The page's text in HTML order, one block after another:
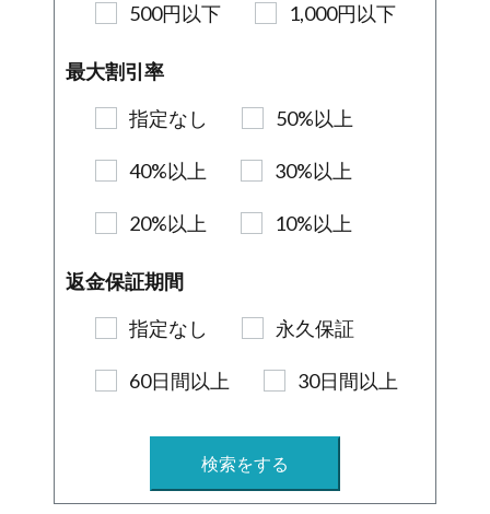
500円以下 1,000円以下
最大割引率
指定なし
50%以上
40%以上 30%以上
20%以上 10%以上
返金保証期間
指定なし
永久保証
60日間以上 30日間以上
検索をする